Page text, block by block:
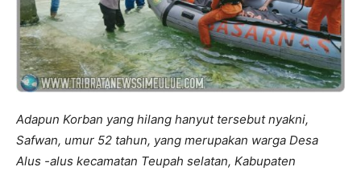
Adapun Korban yang hilang hanyut tersebut nyakni,
Safwan, umur 52 tahun, yang merupakan warga Desa
Alus -alus kecamatan Teupah selatan, Kabupaten